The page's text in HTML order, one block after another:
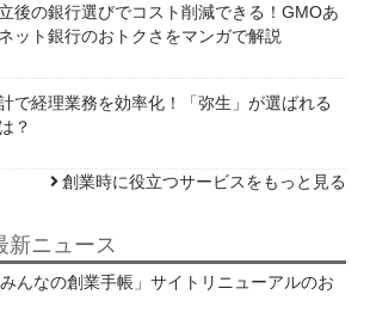
後の銀行選びでコスト削減できる！GMOあ
ット銀行のおトクさをマンガで解説
で経理業務を効率化！「弥生」が選ばれる
？
創業時に役立つサービスをもっと見る
新ニュース
みんなの創業手帳」サイトリニューアルのお